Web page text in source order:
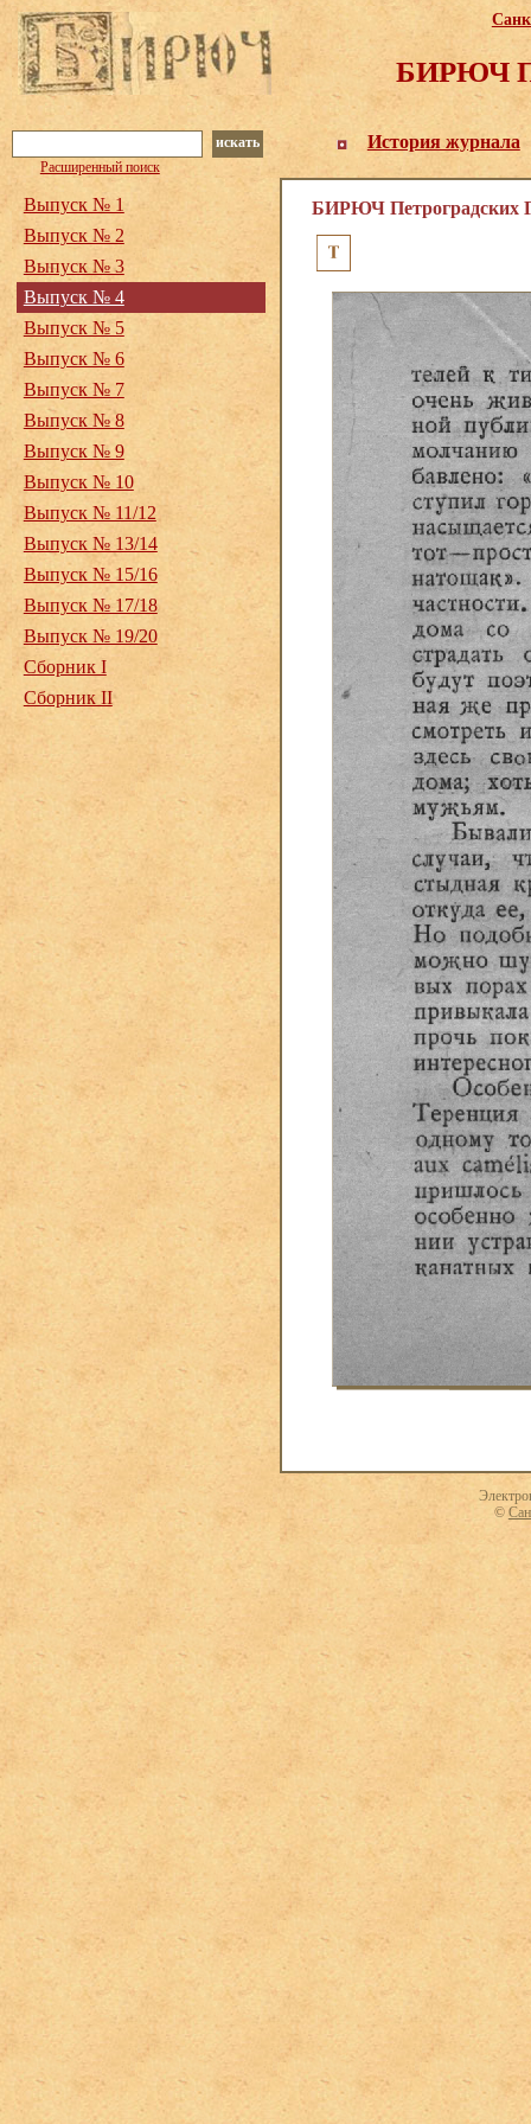
БИРЮЧ
История журнала
искать
Расширенный поиск
БИРЮЧ Петроградских
Выпуск № 1
Выпуск № 2
Выпуск № 3
Выпуск № 4
Выпуск № 5
Выпуск № 6
Выпуск № 7
Выпуск № 8
Выпуск № 9
Выпуск № 10
Выпуск № 11/12
Выпуск № 13/14
Выпуск № 15/16
Выпуск № 17/18
Выпуск № 19/20
Сборник I
Сборник II
©